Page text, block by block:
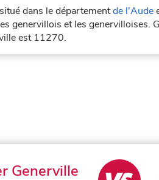
dans le départementde l'Aude
genervillois et les genervilloises.
est 11270.
Generville